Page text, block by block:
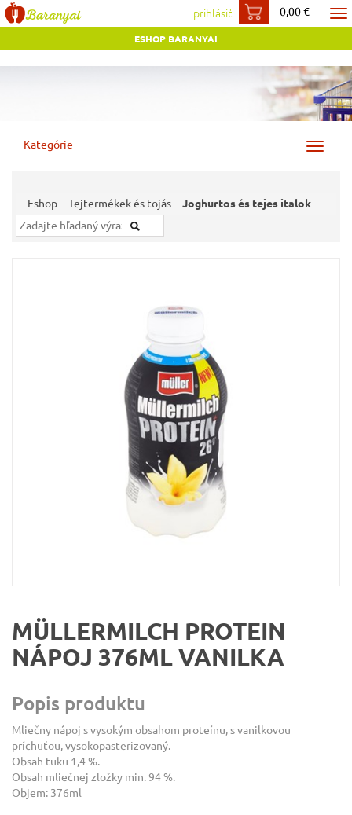
0,00 €
prihlásiť
ESHOP BARANYAI
Kategórie
Toggle
Eshop Tejtermékek és tojás Joghurtos és tejes italok
MÜLLERMILCH PROTEIN
NÁPOJ 376ML VANILKA
Popis produktu
Mliečny nápoj s vysokým obsahom proteínu, s vanilkovou
príchuťou, vysokopasterizovaný.
Obsah tuku 1,4 %.
Obsah mliečnej zložky min. 94 %.
Objem: 376ml